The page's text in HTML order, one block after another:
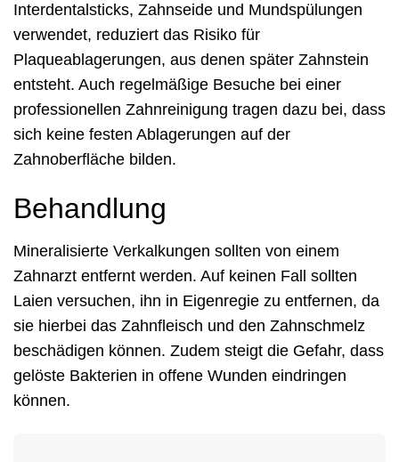
Interdentalsticks, Zahnseide und Mundspülungen
verwendet, reduziert das Risiko für
Plaqueablagerungen, aus denen später Zahnstein
entsteht. Auch regelmäßige Besuche bei einer
professionellen Zahnreinigung tragen dazu bei, dass
sich keine festen Ablagerungen auf der
Zahnoberfläche bilden.
Behandlung
Mineralisierte Verkalkungen sollten von einem
Zahnarzt entfernt werden. Auf keinen Fall sollten
Laien versuchen, ihn in Eigenregie zu entfernen, da
sie hierbei das Zahnfleisch und den Zahnschmelz
beschädigen können. Zudem steigt die Gefahr, dass
gelöste Bakterien in offene Wunden eindringen
können.